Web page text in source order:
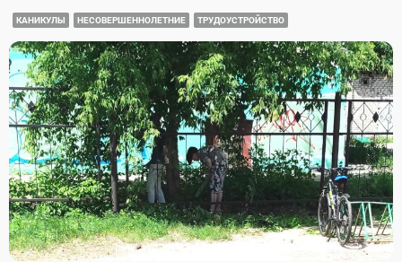
КАНИКУЛЫ НЕСОВЕРШЕННОЛЕТНИЕ ТРУДОУСТРОЙСТВО